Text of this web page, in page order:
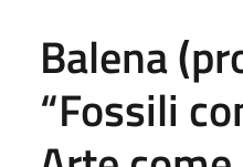
Balena
“Fossili